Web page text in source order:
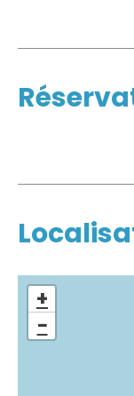
+
−